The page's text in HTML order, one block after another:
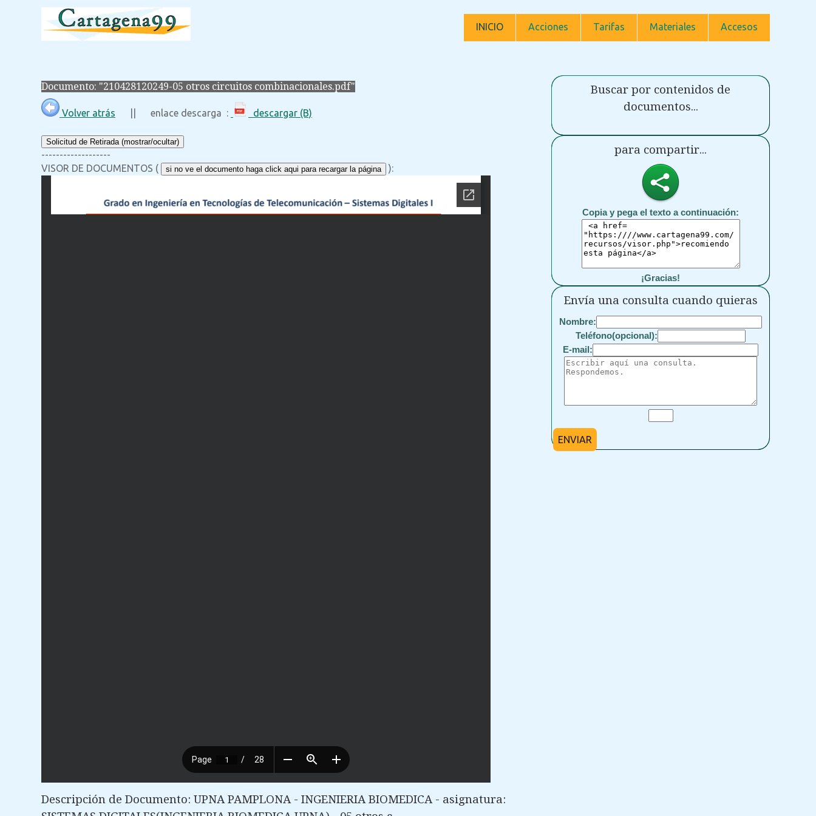
INICIO Acciones Tarifas Materiales Accesos
Documento: "210428120249-05 otros circuitos combinacionales.pdf"
Volver atrás || enlace descarga : descargar (B)
Solicitud de Retirada (mostrar/ocultar)
-------------------
VISOR DE DOCUMENTOS (
si no ve el documento haga click aqui para recargar la página ):
Descripción de Documento: UPNA PAMPLONA - INGENIERIA BIOMEDICA - asignatura:
Buscar por contenidos de
documentos...
para compartir...
Copia y pega el texto a continuación:
¡Gracias!
Envía una consulta cuando quieras
Nombre:
Teléfono(opcional):
E-mail:
ENVIAR